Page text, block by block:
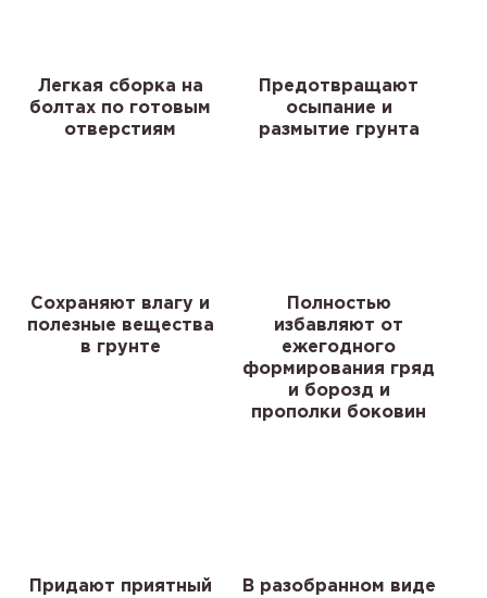
Легкая сборка на
болтах по готовым
отверстиям
Предотвращают
осыпание и
размытие грунта
Сохраняют влагу и
полезные вещества
в грунте
Полностью
избавляют от
ежегодного
формирования гряд
и борозд и
прополки боковин
Придают приятный
В разобранном виде